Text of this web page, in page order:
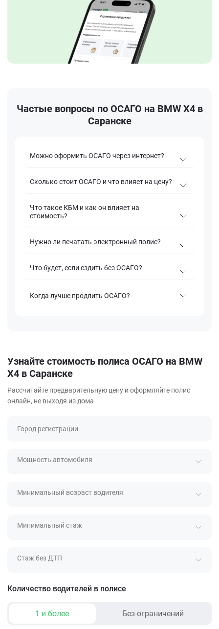
Частые вопросы по ОСАГО на BMW X4 в
Саранске
Можно оформить ОСАГО через интернет?
Сколько стоит ОСАГО и что влияет на цену?
Что такое КБМ и как он влияет на
стоимость?
Нужно ли печатать электронный полис?
Что будет, если ездить без ОСАГО?
Когда лучше продлить ОСАГО?
Узнайте стоимость полиса ОСАГО на BMW
X4 в Саранске
Рассчитайте предварительную цену и оформляйте полис
онлайн, не выходя из дома
Город регистрации
Мощность автомобиля
Минимальный возраст водителя
Минимальный стаж
Стаж без ДТП
Количество водителей в полисе
1 и более Без ограничений